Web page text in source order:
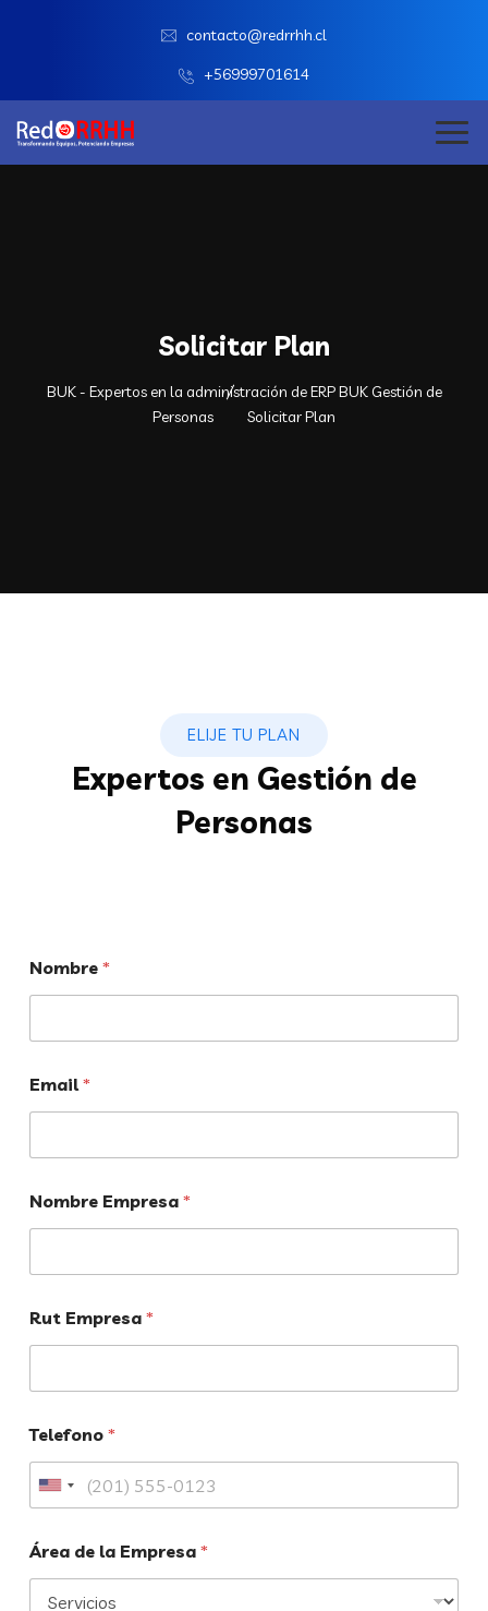
contacto@redrrhh.cl
+56999701614
Solicitar Plan
BUK - Expertos en la administración de ERP BUK Gestión de
Personas
Solicitar Plan
ELIJE TU PLAN
Expertos en Gestión de
Personas
Nombre *
Email*
Nombre Empresa *
Rut Empresa *
Telefono *
Área de la Empresa *